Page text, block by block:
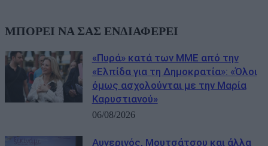
ΜΠΟΡΕΙ ΝΑ ΣΑΣ ΕΝΔΙΑΦΕΡΕΙ
«Πυρά» κατά των ΜΜΕ από την
«Ελπίδα για τη Δημοκρατία»: «Όλοι
όμως ασχολούνται με την Μαρία
Καρυστιανού»
06/08/2026
Αυγερινός, Μουτσάτσου και άλλα